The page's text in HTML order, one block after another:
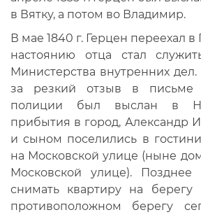
в Вятку, а потом во Владимир.
В мае 1840 г. Герцен переехал в
настоянию отца стал
Министерства внутренних
за резкий отзыв в письме
полиции был выслан в
прибытия в город, Александр
и сыном поселились в
на Московской улице (ныне
Московской улице). Позднее
снимать квартиру на берегу
противоположном берегу